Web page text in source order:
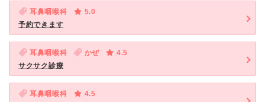
耳鼻咽喉科
5.0
予約できます
耳鼻咽喉科 かぜ
4.5
サクサク診療
耳鼻咽喉科
4.5